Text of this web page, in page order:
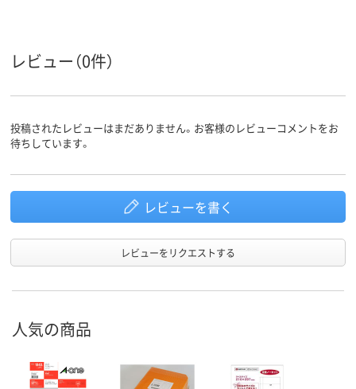
レビュー（0件）
投稿されたレビューはまだありません。お客様のレビューコメントをお
待ちしています。
レビューを書く
レビューをリクエストする
人気の商品